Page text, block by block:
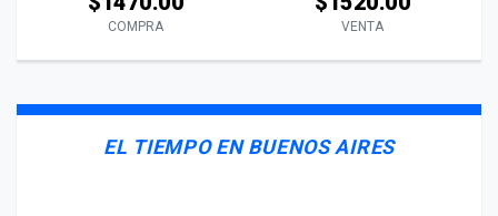
COMPRA VENTA
EL TIEMPO EN BUENOS AIRES